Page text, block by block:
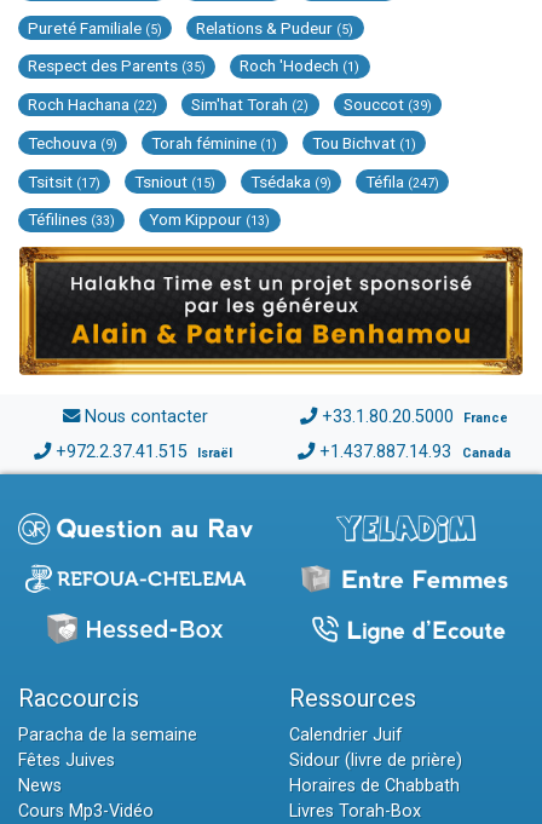
Pureté Familiale (5) Relations & Pudeur (5)
Respect des Parents (35) Roch 'Hodech (1)
Roch Hachana (22) Sim'hat Torah (2) Souccot (39)
Techouva (9) Torah féminine (1) Tou Bichvat (1)
Tsitsit (17) Tsniout (15) Tsédaka (9) Téfila (247)
Téfilines (33) Yom Kippour (13)
Nous contacter +33.1.80.20.5000 France
+972.2.37.41.515 Israël +1.437.887.14.93 Canada
Raccourcis
Paracha de la semaine
Fêtes Juives
News
Cours Mp3-Vidéo
Ressources
Calendrier Juif
Sidour (livre de prière)
Horaires de Chabbath
Livres Torah-Box